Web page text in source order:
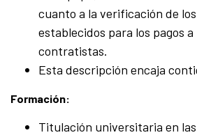
cuanto a la verificación de
establecidos para los pagos
contratistas.
Esta descripción encaja
Formación:
Titulación universitaria en